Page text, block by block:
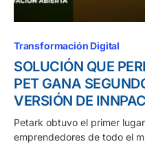
Transformación Digital
SOLUCIÓN QUE
PET GANA
VERSIÓN DE
Petark obtuvo el primer
emprendedores de todo el